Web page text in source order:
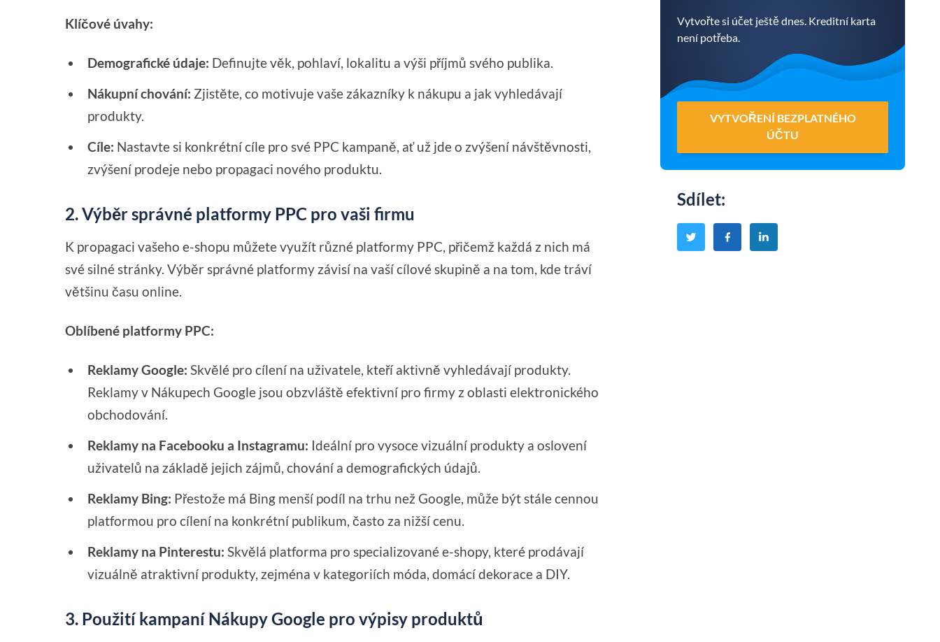
Klíčové úvahy:
Demografické údaje: Definujte věk, pohlaví, lokalitu a výši příjmů svého publika.
Nákupní chování: Zjistěte, co motivuje vaše zákazníky k nákupu a jak vyhledávají
produkty.
Cíle: Nastavte si konkrétní cíle pro své PPC kampaně, ať už jde o zvýšení návštěvnosti,
zvýšení prodeje nebo propagaci nového produktu.
2. Výběr správné platformy PPC pro vaši firmu
K propagaci vašeho e-shopu můžete využít různé platformy PPC, přičemž každá z nich má
své silné stránky. Výběr správné platformy závisí na vaší cílové skupině a na tom, kde tráví
většinu času online.
Oblíbené platformy PPC:
Reklamy Google: Skvělé pro cílení na uživatele, kteří aktivně vyhledávají produkty.
Reklamy v Nákupech Google jsou obzvláště efektivní pro firmy z oblasti elektronického
obchodování.
Reklamy na Facebooku a Instagramu: Ideální pro vysoce vizuální produkty a oslovení
uživatelů na základě jejich zájmů, chování a demografických údajů.
Reklamy Bing: Přestože má Bing menší podíl na trhu než Google, může být stále cennou
platformou pro cílení na konkrétní publikum, často za nižší cenu.
Reklamy na Pinterestu: Skvělá platforma pro specializované e-shopy, které prodávají
vizuálně atraktivní produkty, zejména v kategoriích móda, domácí dekorace a DIY.
3. Použití kampaní Nákupy Google pro výpisy produktů
Vytvořte si účet ještě dnes. Kreditní karta
není potřeba.
VYTVOŘENÍ BEZPLATNÉHO
ÚČTU
Sdílet: